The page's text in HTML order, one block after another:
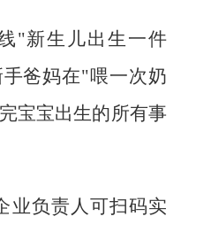
"新生儿出生一件
爸妈在"喂一次奶
宝宝出生的所有事
业负责人可扫码实